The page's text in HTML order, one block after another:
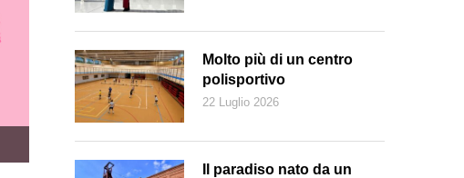
Molto più di un centro
polisportivo
22 Luglio 2026
Il paradiso nato da un